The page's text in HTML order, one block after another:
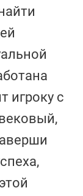
игроку с